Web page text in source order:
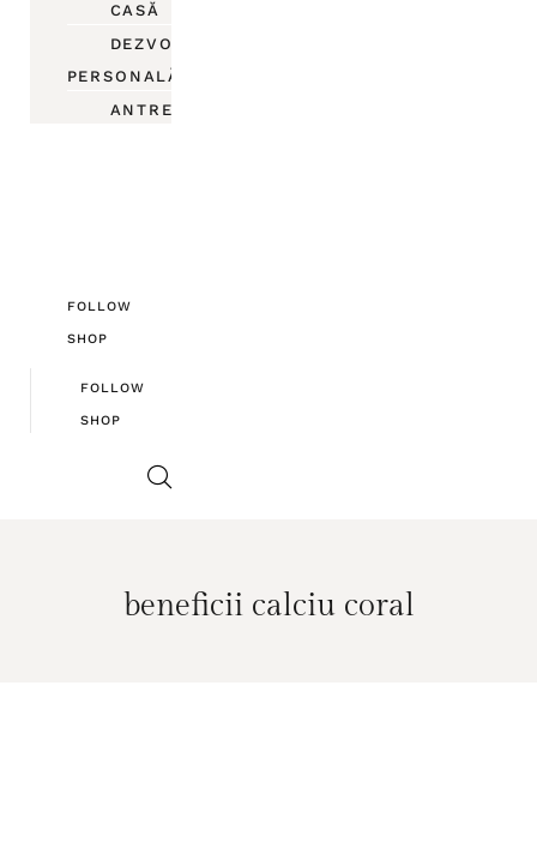
CASĂ
DEZVOLTARE
PERSONALĂ
ANTREPRENORIAT
FOLLOW
SHOP
FOLLOW
SHOP
beneficii calciu coral